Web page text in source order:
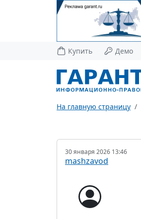
Купить Демо
На главную страницу
30 января 2026 13:46
mashzavod